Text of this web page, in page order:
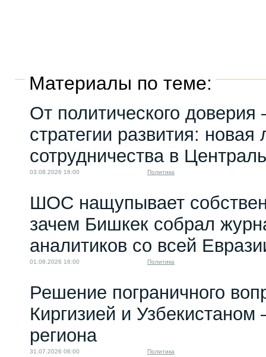
Материалы по теме:
От политического
стратегии развития: новая
сотрудничества в
03.08.2026 16:00 Политика
ШОС нащупывает
зачем Бишкек собрал
аналитиков со всей
01.08.2026 16:00 Политика
Решение пограничного
Киргизией и Узбекистаном
региона
31.07.2026 06:00 Политика